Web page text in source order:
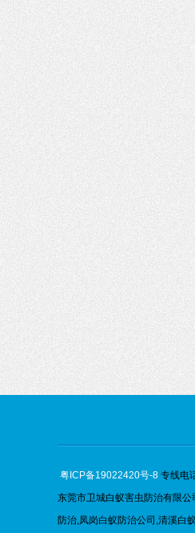
粤ICP备19022420号-8 专线电
东莞市卫城白蚁害虫防治有限公
防治,凤岗白蚁防治公司,清溪白